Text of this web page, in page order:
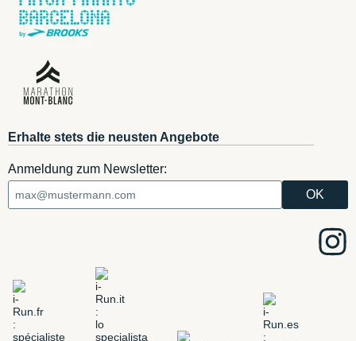
Erhalte stets die neusten Angebote
Anmeldung zum Newsletter: